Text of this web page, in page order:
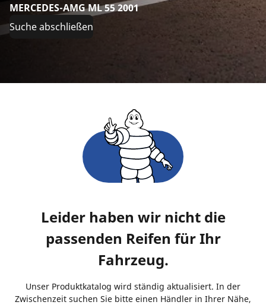
MERCEDES-AMG ML 55 2001
Suche abschließen
Leider haben wir nicht die
passenden Reifen für Ihr
Fahrzeug.
Unser Produktkatalog wird ständig aktualisiert. In der
Zwischenzeit suchen Sie bitte einen Händler in Ihrer Nähe,